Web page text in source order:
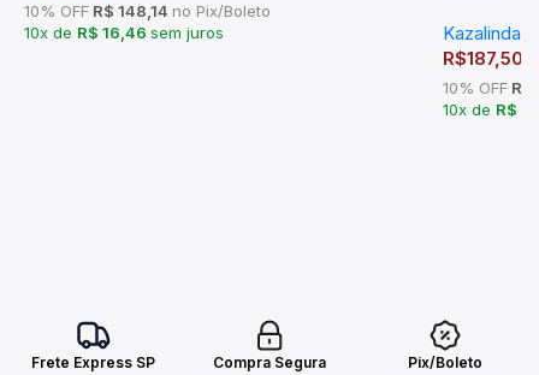
10% OFF R$ 148,14 no Pix/Boleto
10x de R$ 16,46 sem juros
Kazalinda
R$187,50
10% OFF R$
10x de R$
Frete Express SP
Compra Segura
Pix/Boleto